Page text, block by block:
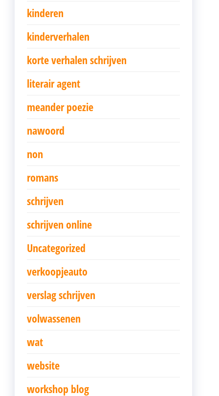
kinderen
kinderverhalen
korte verhalen schrijven
literair agent
meander poezie
nawoord
non
romans
schrijven
schrijven online
Uncategorized
verkoopjeauto
verslag schrijven
volwassenen
wat
website
workshop blog